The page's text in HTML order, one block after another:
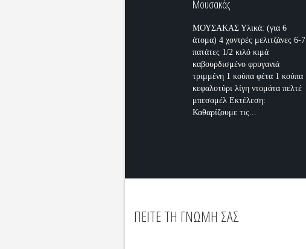
Μουσακάς
ΜΟΥΣΑΚΑΣ Υλικά: (για 6
άτομα) 4 χοντρές μελιτζάνες 6-7
πατάτες 1/2 κιλό κιμά
καβουρδισμένο φρυγανιά
τριμμένη 1 κούπα φέτα 1 κούπα
κεφαλοτύρι λίγη ντομάτα πελτέ
μπεσαμέλ Εκτέλεση:
Καθαρίζουμε τις...
ΠΕΙΤΕ ΤΗ ΓΝΩΜΗ ΣΑΣ